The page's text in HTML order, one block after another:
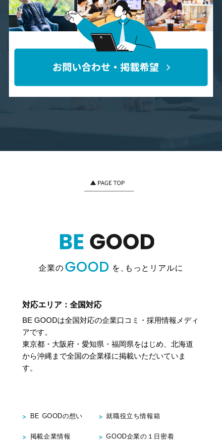
企業の GOOD を、もっとリアルに
対応エリア：全国対応
BE GOODは全国対応の企業口コミ・採用情報メディ
アです。
東京都・大阪府・愛知県・福岡県をはじめ、北海道
から沖縄まで全国の企業様に掲載いただいていま
す。
BE GOODの想い
掲載企業情報
就職役立ち情報箱
GOOD企業の１日密着